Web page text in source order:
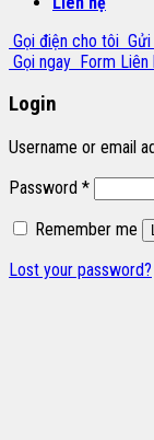
Gọi điện cho tôi
Gọi ngay Form Liên
Login
Username or email
Password *
Remember me
Lost your password?